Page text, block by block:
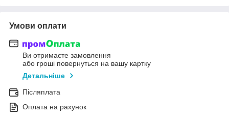
Умови оплати
Ви отримаєте замовлення
або гроші повернуться на вашу картку
Детальніше
Післяплата
Оплата на рахунок